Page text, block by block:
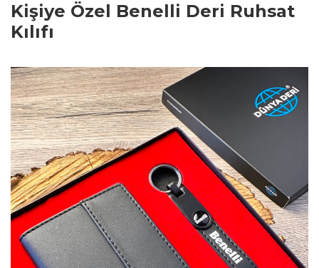
Kişiye Özel Benelli Deri Ruhsat
Kılıfı